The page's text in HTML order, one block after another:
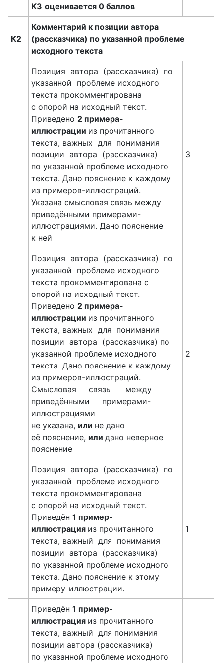
К3 оценивается 0 баллов
К2
Комментарий к позиции автора
(рассказчика) по указанной проблеме
исходного текста
Позиция автора (рассказчика) по
указанной проблеме исходного
текста прокомментирована
с опорой на исходный текст.
Приведено 2 примера-
иллюстрации из прочитанного
текста, важных для понимания
позиции автора (рассказчика)
по указанной проблеме исходного
текста. Дано пояснение к каждому
из примеров-иллюстраций.
Указана смысловая связь между
приведёнными примерами-
иллюстрациями. Дано пояснение
к ней
3
Позиция автора (рассказчика) по
указанной проблеме исходного
текста прокомментирована с
опорой на исходный текст.
Приведено 2 примера-
иллюстрации из прочитанного
текста, важных для понимания
позиции автора (рассказчика) по
указанной проблеме исходного
текста. Дано пояснение к каждому
из примеров-иллюстраций.
Смысловая связь между
приведёнными примерами-
иллюстрациями
не указана, или не дано
её пояснение, или дано неверное
пояснение
2
Позиция автора (рассказчика) по
указанной проблеме исходного
текста прокомментирована
с опорой на исходный текст.
Приведён 1 пример-
иллюстрация из прочитанного
текста, важный для понимания
позиции автора (рассказчика)
по указанной проблеме исходного
текста. Дано пояснение к этому
примеру-иллюстрации.
1
Приведён 1 пример-
иллюстрация из прочитанного
текста, важный для понимания
позиции автора (рассказчика)
по указанной проблеме исходного